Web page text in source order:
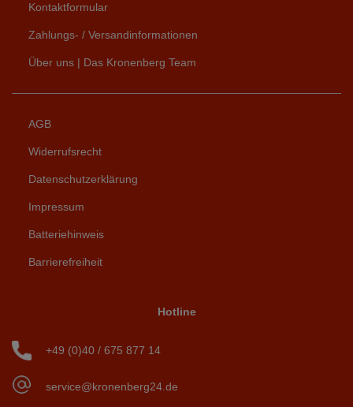
Kontaktformular
Zahlungs- / Versandinformationen
Über uns | Das Kronenberg Team
AGB
Widerrufsrecht
Datenschutzerklärung
Impressum
Batteriehinweis
Barrierefreiheit
Hotline
+49 (0)40 / 675 877 14
service@kronenberg24.de